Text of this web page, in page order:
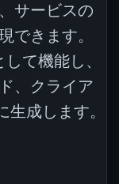
サービスの
できます。
て機能し、
、クライア
生成します。